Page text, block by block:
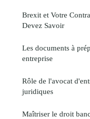
Brexit et Votre
Devez Savoir
Les documents à
entreprise
Rôle de l'avocat
juridiques
Maîtriser le droit